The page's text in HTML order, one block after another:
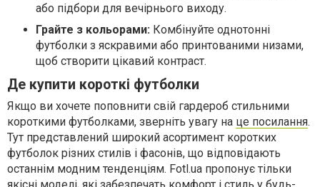
або підбори для вечірнього виходу.
Грайте з кольорами: Комбінуйте однотонні
футболки з яскравими або принтованими низами,
щоб створити цікавий контраст.
Де купити короткі футболки
Якщо ви хочете поповнити свій гардероб стильними
короткими футболками, зверніть увагу на це посилання.
Тут представлений широкий асортимент коротких
футболок різних стилів і фасонів, що відповідають
останнім модним тенденціям. Fotl.ua пропонує тільки